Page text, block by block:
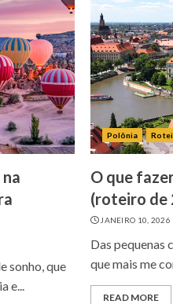
sonho, que
e...
Polônia
O que
(roteiro de
JANEIRO 10, 2026
Das pequenas
que mais me
READ MORE